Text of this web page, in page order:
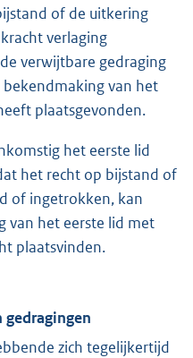
of de uitkering
verlaging
verwijtbare gedraging
van het
plaatsgevonden.
het eerste lid
het recht op bijstand of
of ingetrokken, kan
van het eerste lid met
plaatsvinden.
zich tegelijkertijd